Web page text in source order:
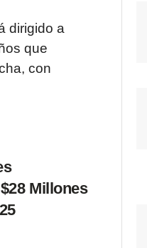
dirigido a
que
con
Millones